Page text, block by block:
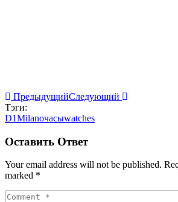
ПредыдущийСледующий
Тэги:
D1Milanoчасыwatches
Оставить Ответ
Your email address will not be published.
marked *